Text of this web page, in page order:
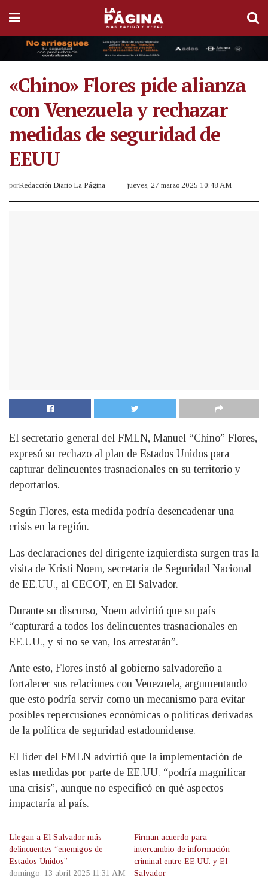
«Chino» Flores pide alianza
con Venezuela y rechazar
medidas de seguridad de
EEUU
porRedacción Diario La Página jueves, 27 marzo 2025 10:48 AM
El secretario general del FMLN, Manuel “Chino” Flores,
expresó su rechazo al plan de Estados Unidos para
capturar delincuentes trasnacionales en su territorio y
deportarlos.
Según Flores, esta medida podría desencadenar una
crisis en la región.
Las declaraciones del dirigente izquierdista surgen tras la
visita de Kristi Noem, secretaria de Seguridad Nacional
de EE.UU., al CECOT, en El Salvador.
Durante su discurso, Noem advirtió que su país
“capturará a todos los delincuentes trasnacionales en
EE.UU., y si no se van, los arrestarán”.
Ante esto, Flores instó al gobierno salvadoreño a
fortalecer sus relaciones con Venezuela, argumentando
que esto podría servir como un mecanismo para evitar
posibles repercusiones económicas o políticas derivadas
de la política de seguridad estadounidense.
El líder del FMLN advirtió que la implementación de
estas medidas por parte de EE.UU. “podría magnificar
una crisis”, aunque no especificó en qué aspectos
impactaría al país.
Llegan a El Salvador más
delincuentes “enemigos de
Estados Unidos”
domingo, 13 abril 2025 11:31 AM
Firman acuerdo para
intercambio de información
criminal entre EE.UU. y El
Salvador